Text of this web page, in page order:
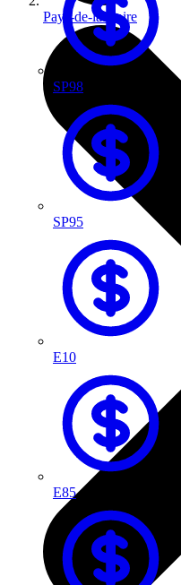
SP98
SP95
E10
E85
Pays-de-la-Loire